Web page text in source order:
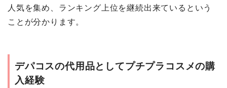
人気を集め、ランキング上位を継続出来ているという
ことが分かります。
デパコスの代用品としてプチプラコスメの購
入経験